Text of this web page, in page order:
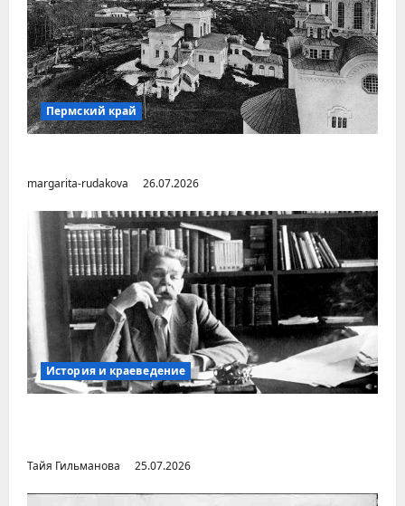
Пермский край
margarita-rudakova 26.07.2026
История и краеведение
Тайя Гильманова 25.07.2026